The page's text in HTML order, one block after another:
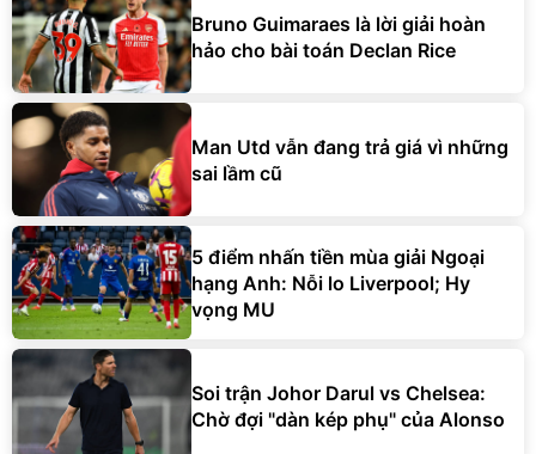
Bruno Guimaraes là lời giải hoàn
hảo cho bài toán Declan Rice
Man Utd vẫn đang trả giá vì những
sai lầm cũ
5 điểm nhấn tiền mùa giải Ngoại
hạng Anh: Nỗi lo Liverpool; Hy
vọng MU
Soi trận Johor Darul vs Chelsea:
Chờ đợi "dàn kép phụ" của Alonso